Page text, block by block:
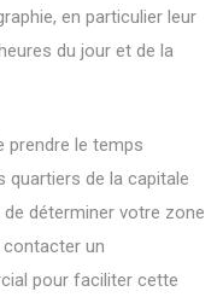
en particulier leur
du jour et de la
prendre le temps
quartiers de la capitale
déterminer votre zone
contacter un
pour faciliter cette